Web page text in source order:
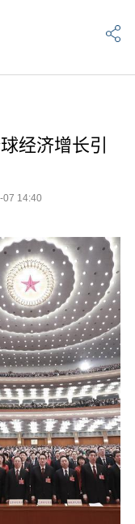
经济增长引
07 14:40